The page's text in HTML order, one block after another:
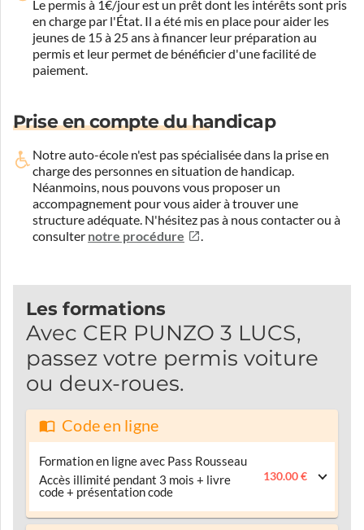
Le permis à 1€/jour est un prêt dont les intérêts sont pris
en charge par l'État. Il a été mis en place pour aider les
jeunes de 15 à 25 ans à financer leur préparation au
permis et leur permet de bénéficier d'une facilité de
paiement.
Prise en compte du handicap
Notre auto-école n'est pas spécialisée dans la prise en
charge des personnes en situation de handicap.
Néanmoins, nous pouvons vous proposer un
accompagnement pour vous aider à trouver une
structure adéquate. N'hésitez pas à nous contacter ou à
consulter notre procédure .
Les formations
Avec CER PUNZO 3 LUCS,
passez votre permis voiture
ou deux-roues.
Code en ligne
Formation en ligne avec Pass Rousseau
Accès illimité pendant 3 mois + livre
code + présentation code
130.00 €